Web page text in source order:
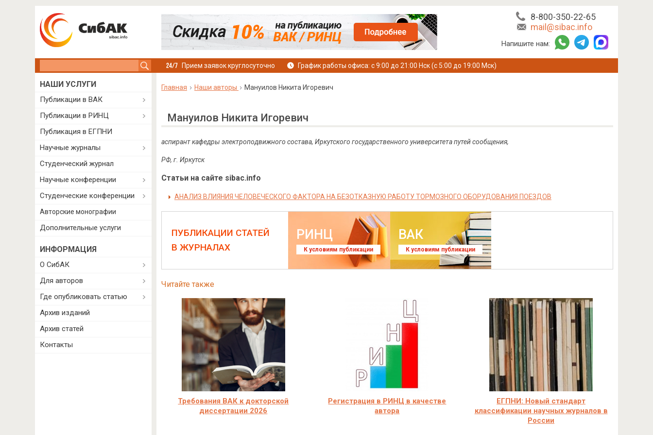
8-800-350-22-65
mail@sibac.info
Напишите нам:
Прием заявок круглосуточно График работы офиса: с 9:00 до 21:00 Нск (с 5:00 до 19:00 Мск)
Главная Наши авторы Мануилов Никита Игоревич
Мануилов Никита Игоревич
аспирант кафедры электроподвижного состава, Иркутского государственного университета путей сообщения,
РФ, г. Иркутск
Статьи на сайте sibac.info
АНАЛИЗ ВЛИЯНИЯ ЧЕЛОВЕЧЕСКОГО ФАКТОРА НА БЕЗОТКАЗНУЮ РАБОТУ ТОРМОЗНОГО ОБОРУДОВАНИЯ ПОЕЗДОВ
ПУБЛИКАЦИИ СТАТЕЙ
В ЖУРНАЛАХ
РИНЦ
К условиям публикации
ВАК
К условиям публикации
Читайте также
Требования ВАК к докторской
диссертации 2026
Регистрация в РИНЦ в качестве
автора
ЕГПНИ: Новый стандарт
классификации научных журналов в
России
НАШИ УСЛУГИ
Публикации в ВАК
Публикации в РИНЦ
Публикация в ЕГПНИ
Научные журналы
Студенческий журнал
Научные конференции
Студенческие конференции
Авторские монографии
Дополнительные услуги
ИНФОРМАЦИЯ
О СибАК
Для авторов
Где опубликовать статью
Архив изданий
Архив статей
Контакты